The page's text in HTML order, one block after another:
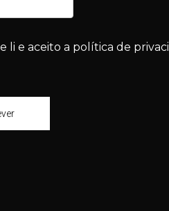
li e aceito a política de